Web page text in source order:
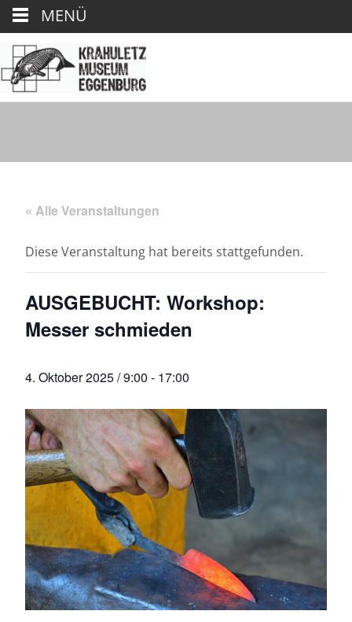
« Alle Veranstaltungen
Diese Veranstaltung hat bereits stattgefunden.
AUSGEBUCHT: Workshop:
Messer schmieden
4. Oktober 2025 / 9:00 - 17:00
MENÜ